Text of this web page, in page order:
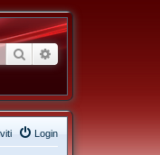
Cerca Ricerca avanzata
Login